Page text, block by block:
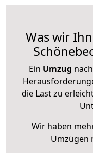
Was wir
Ein Umzug
die Last zu
Wir haben
Umzügen